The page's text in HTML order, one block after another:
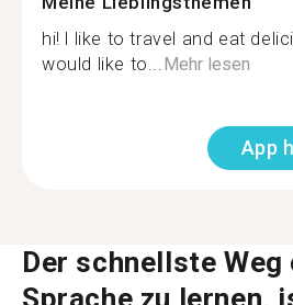
hi! l like to travel and eat
would like to... Mehr lesen
App
Der schnellste Weg
Sprache zu lernen,